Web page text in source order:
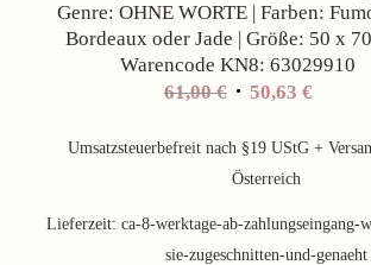
Genre: OHNE WORTE | Farben:
Bordeaux oder Jade | Größe: 50 x 70
Warencode KN8: 63029910
61,00€ 50,63 €
Umsatzsteuerbefreit nach §19 UStG +
Österreich
Lieferzeit: ca-8-werktage-ab-
sie-zugeschnitten-und-genaeht